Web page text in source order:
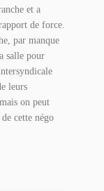
et a
de force.
par manque
salle pour
leurs
on peut
cette négo